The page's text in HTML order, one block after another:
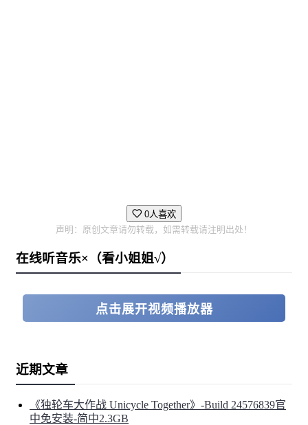
0人喜欢
声明：原创文章请勿转载，如需转载请注明出处！
在线听音乐×（看小姐姐√）
点击展开视频播放器
近期文章
《独轮车大作战 Unicycle Together》-Build 24576839官
中免安装-简中2.3GB